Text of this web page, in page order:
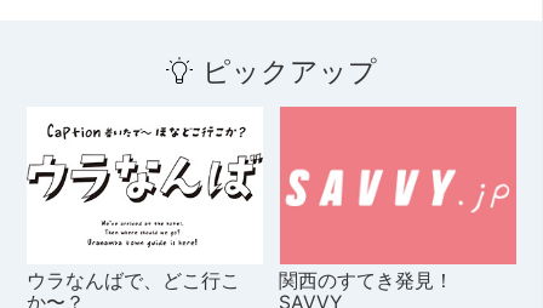
ピックアップ
ウラなんばで、どこ行こ
か〜？
関西のすてき発見！
SAVVY